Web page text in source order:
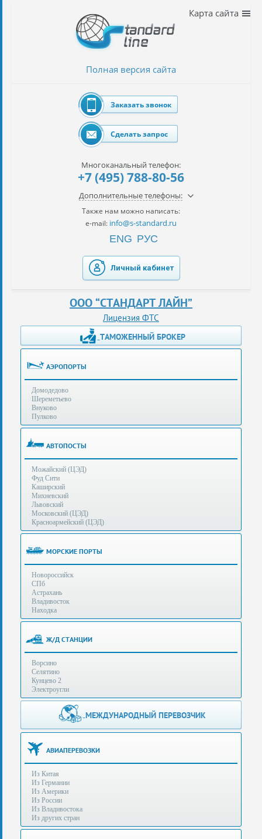
автомобилей
Получение
ЭЦП
за
сутки
услуги
Опыт
оформления
рекомендует
Таможенные
процедуры
(особенности):
Полезная
информация
Стоимость
услуг
Контакты
Заказать
звонок
Сделать
запрос
Многоканальный
телефон:
(495)
788-
Бесплатные
консультации
Дополнительные
+7 (929) 575-
96-62
+7 (925) 104-
15-94
e-mail:info@s-standard.ru
Полная версия сайта
Карта сайта
Заказать звонок
Сделать запрос
Многоканальный телефон:
+7 (495) 788-80-56
Дополнительные телефоны:
Также нам можно написать:
e-mail: info@s-standard.ru
ENG РУС
Личный кабинет
ООО “СТАНДАРТ ЛАЙН”
Лицензия ФТС
ТАМОЖЕННЫЙ БРОКЕР
АЭРОПОРТЫ
Домодедово
Шереметьево
Внуково
Пулково
АВТОПОСТЫ
Можайский (ЦЭД)
Фуд Сити
Каширский
Михневский
Львовский
Московский (ЦЭД)
Красноармейский (ЦЭД)
МОРСКИЕ ПОРТЫ
Новороссийск
СПб
Астрахань
Владивосток
Находка
Ж/Д СТАНЦИИ
Ворсино
Селятино
Кунцево 2
Электроугли
МЕЖДУНАРОДНЫЙ ПЕРЕВОЗЧИК
АВИАПЕРЕВОЗКИ
Из Китая
Из Германии
Из Америки
Из России
Из Владивостока
Из других стран